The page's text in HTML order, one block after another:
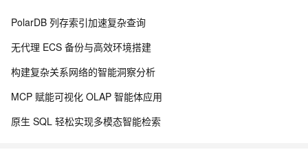
PolarDB 列存索引加速复杂查询
无代理 ECS 备份与高效环境搭建
构建复杂关系网络的智能洞察分析
MCP 赋能可视化 OLAP 智能体应用
原生 SQL 轻松实现多模态智能检索